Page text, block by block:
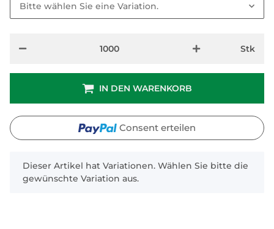
Bitte wählen Sie eine Variation.
Stk
IN DEN WARENKORB
Consent erteilen
x
Dieser Artikel hat Variationen. Wählen Sie bitte die
gewünschte Variation aus.